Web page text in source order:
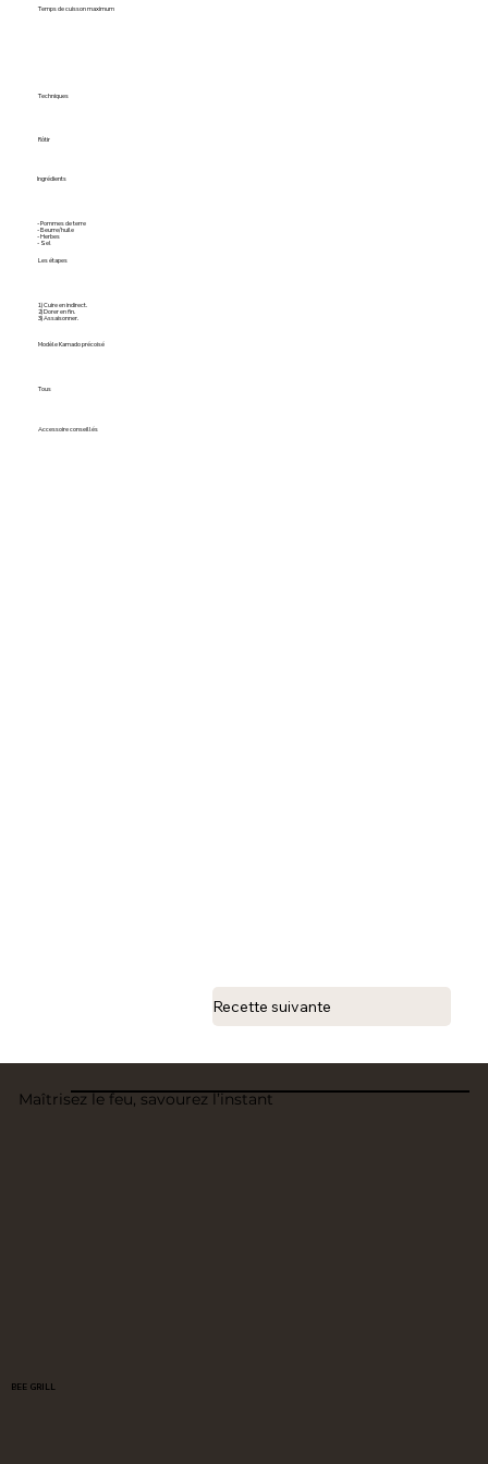
Temps de cuisson maximum
Techniques
Rôtir
Ingrédients
- Pommes de terre
- Beurre/huile
- Herbes
- Sel
Les étapes
1) Cuire en indirect.
2) Dorer en fin.
3) Assaisonner.
Modèle Kamado précoisé
Tous
Accessoire conseillés
Recette suivante
Maîtrisez le feu, savourez l’instant
BEE GRILL